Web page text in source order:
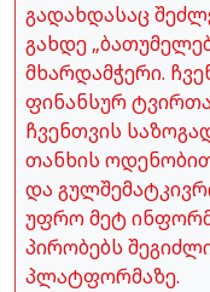
გადახდასაც
გახდე
მხარდამჭერი.
ფინანსურ
ჩვენთვის
თანხის
და
უფრო მეტ
პირობებს
პლატფორმაზე.